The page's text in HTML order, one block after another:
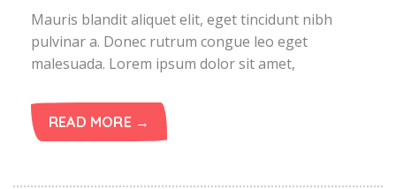
Mauris blandit aliquet elit, eget tincidunt nibh
pulvinar a. Donec rutrum congue leo eget
malesuada. Lorem ipsum dolor sit amet,
READ MORE →